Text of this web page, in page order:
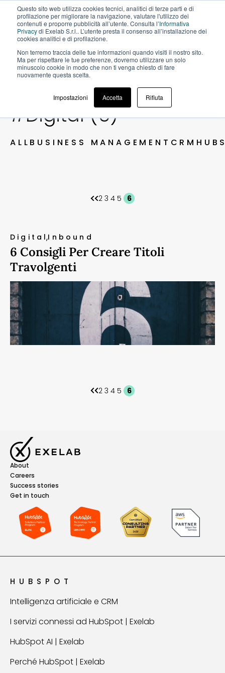
Questo sito web utilizza cookies tecnici, analitici di terze parti e di
profilazione per migliorare la navigazione, valutare l'utilizzo dei
contenuti e proporre pubblicità all’utente. Consulta l’Informativa
Privacydi Exelab S.r.l.. L’utente presta il consenso all’installazione dei
cookies analitici e di profilazione.
Non terremo traccia delle tue informazioni quando visiti il ​​nostro sito.
Ma per rispettare le tue preferenze, dovremo utilizzare un solo
minuscolo cookie in modo che non ti venga chiesto di fare
nuovamente questa scelta.
Impostazioni Accetta Rifiuta
BLOG
#Digital (6)
ALL BUSINESS MANAGEMENT CRM
2 3 4 5 6
DigitalInbound
6 Consigli Per Creare Titoli
Travolgenti
2 3 4 5 6
About
Careers
Success stories
Get in touch
HUBSPOT
Intelligenza artificiale e CRM
I servizi connessi ad HubSpot | Exelab
HubSpot AI | Exelab
Perché HubSpot | Exelab